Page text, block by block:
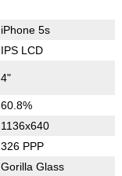
iPhone 5s
IPS LCD
4"
60.8%
1136x640
326 PPP
Gorilla Glass